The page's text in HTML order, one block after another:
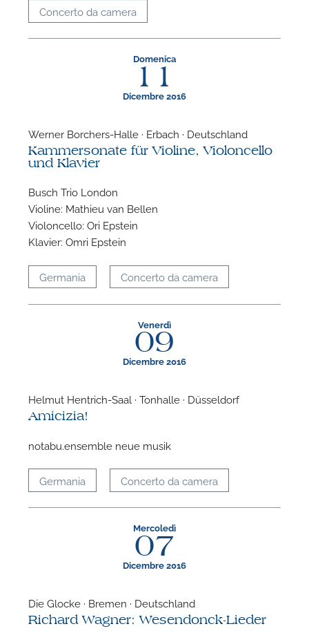
Concerto da camera
Domenica
11
Dicembre 2016
Werner Borchers-Halle · Erbach · Deutschland
Kammersonate für Violine, Violoncello
und Klavier
Busch Trio London
Violine: Mathieu van Bellen
Violoncello: Ori Epstein
Klavier: Omri Epstein
Germania Concerto da camera
Venerdì
09
Dicembre 2016
Helmut Hentrich-Saal · Tonhalle · Düsseldorf
Amicizia!
notabu.ensemble neue musik
Germania Concerto da camera
Mercoledì
07
Dicembre 2016
Die Glocke · Bremen · Deutschland
Richard Wagner: Wesendonck-Lieder